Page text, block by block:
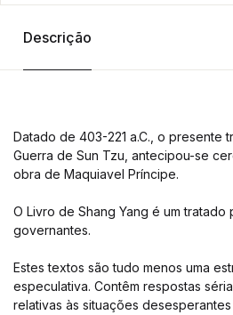
Descrição
Datado de 403-221 a.C., o presente
Guerra de Sun Tzu, antecipou-se
obra de Maquiavel Príncipe.
O Livro de Shang Yang é um tratado
governantes.
Estes textos são tudo menos uma
especulativa. Contêm respostas
relativas às situações